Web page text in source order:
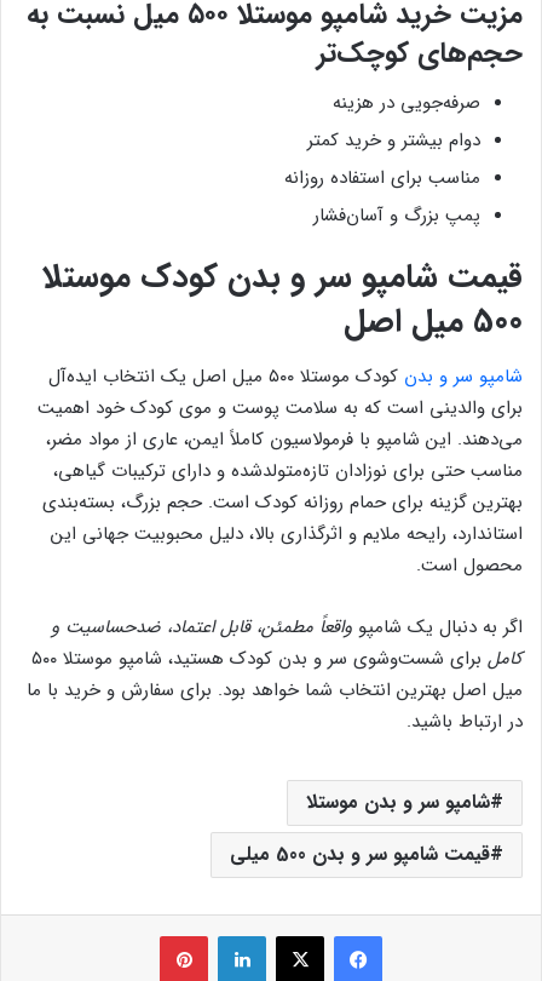
مزیت خرید شامپو موستلا ۵۰۰ میل نسبت به
حجم‌های کوچک‌تر
صرفه‌جویی در هزینه
دوام بیشتر و خرید کمتر
مناسب برای استفاده روزانه
پمپ بزرگ و آسان‌فشار
قیمت شامپو سر و بدن کودک موستلا
500 میل اصل
شامپو سر و بدن
کودک موستلا ۵۰۰ میل اصل یک انتخاب ایده‌آل
برای والدینی است که به سلامت پوست و موی کودک خود اهمیت
می‌دهند. این شامپو با فرمولاسیون کاملاً ایمن، عاری از مواد مضر،
مناسب حتی برای نوزادان تازه‌متولدشده و دارای ترکیبات گیاهی،
بهترین گزینه برای حمام روزانه کودک است. حجم بزرگ، بسته‌بندی
استاندارد، رایحه ملایم و اثرگذاری بالا، دلیل محبوبیت جهانی این
محصول است.
اگر به دنبال یک شامپو واقعاً مطمئن، قابل اعتماد، ضدحساسیت و
کامل
برای شست‌وشوی سر و بدن کودک هستید، شامپو موستلا ۵۰۰
میل اصل بهترین انتخاب شما خواهد بود. برای سفارش و خرید با ما
در ارتباط باشید.
شامپو سر و بدن موستلا
قیمت شامپو سر و بدن 500 میلی
فیس بوک X لینکدین ‫پین‌ترست